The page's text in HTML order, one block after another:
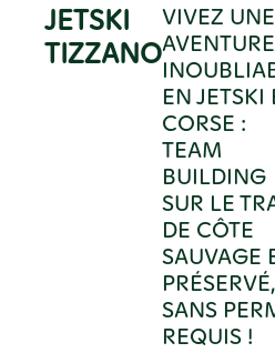
JETSKI
TIZZANO
VIVEZ UNE
AVENTURE
EN JETSKI
CORSE :
TEAM
BUILDING
SUR LE
DE CÔTE
SAUVAGE
PRÉSERVÉ,
SANS
REQUIS !